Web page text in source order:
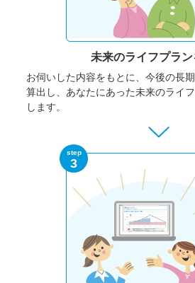
未来のライフプラ
お伺いした内容をもとに、今後の長
算出し、あなたにあった未来のライ
します。
step
3